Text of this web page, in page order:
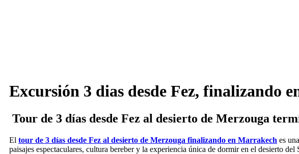
Excursión 3 dias desde Fez, finalizando
Tour de 3 días desde Fez al desierto de Merzouga
El tour de 3 días desde Fez al desierto de Merzouga finalizando en Marrakech es
paisajes espectaculares, cultura bereber y la experiencia única de dormir en el desierto del